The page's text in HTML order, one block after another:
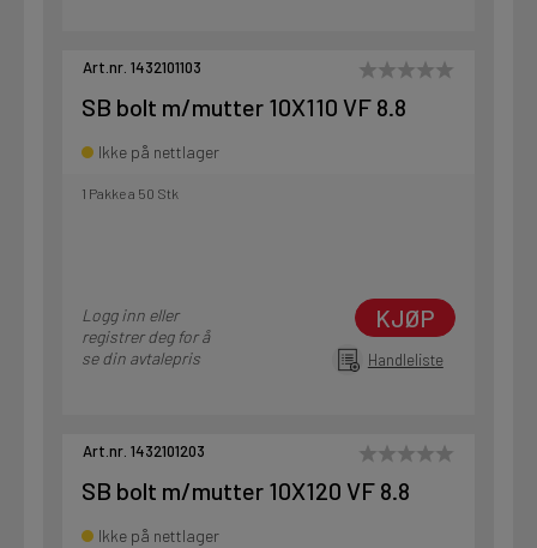
Art.nr. 1432101103
SB bolt m/mutter 10X110 VF 8.8
Ikke på nettlager
1 Pakke a 50 Stk
Logg inn eller
registrer deg for å
se din avtalepris
KJØP
Handleliste
Art.nr. 1432101203
SB bolt m/mutter 10X120 VF 8.8
Ikke på nettlager